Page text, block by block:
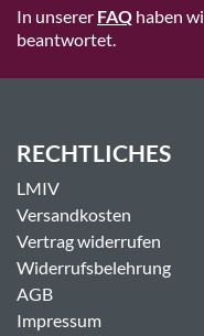
In unserer FAQ haben
beantwortet.
RECHTLICHES
LMIV
Versandkosten
Vertrag widerrufen
Widerrufsbelehrung
AGB
Impressum